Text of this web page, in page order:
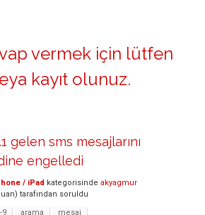
vermek için lütfen
kayıt olunuz.
gelen sms mesajlarını
engelledi
/ iPad kategorisinde akyagmur
tarafından soruldu
9 arama mesaj